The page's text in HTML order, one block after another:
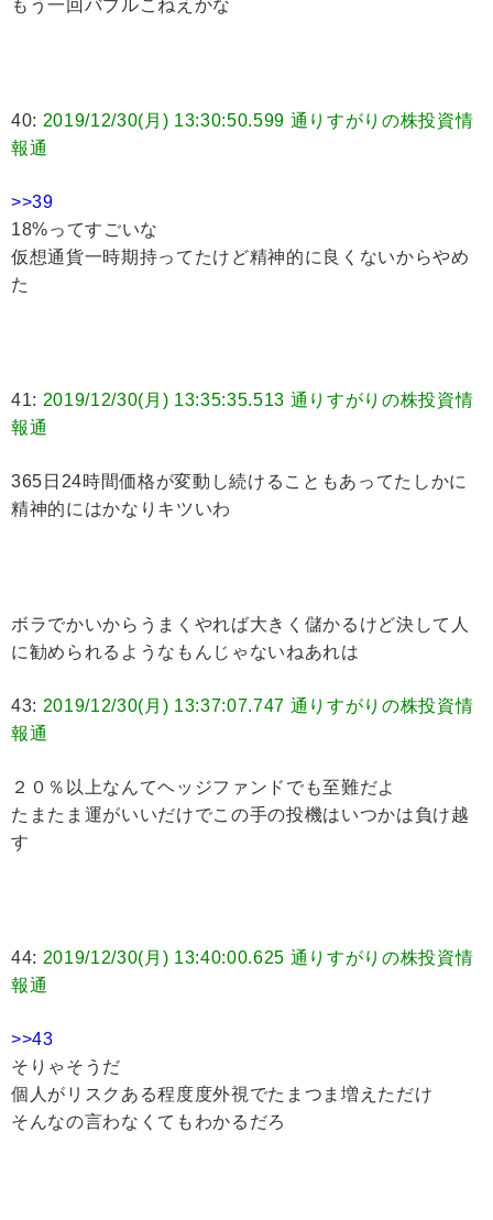
もう一回バブルこねえかな
40: 2019/12/30(月) 13:30:50.599 通りすがりの株投資情
報通
>>39
18%ってすごいな
仮想通貨一時期持ってたけど精神的に良くないからやめ
た
41: 2019/12/30(月) 13:35:35.513 通りすがりの株投資情
報通
365日24時間価格が変動し続けることもあってたしかに
精神的にはかなりキツいわ
ボラでかいからうまくやれば大きく儲かるけど決して人
に勧められるようなもんじゃないねあれは
43: 2019/12/30(月) 13:37:07.747 通りすがりの株投資情
報通
２０％以上なんてヘッジファンドでも至難だよ
たまたま運がいいだけでこの手の投機はいつかは負け越
す
44: 2019/12/30(月) 13:40:00.625 通りすがりの株投資情
報通
>>43
そりゃそうだ
個人がリスクある程度度外視でたまつま増えただけ
そんなの言わなくてもわかるだろ